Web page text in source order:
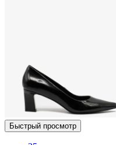
Быстрый просмотр